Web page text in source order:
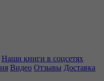
Наши книги в соцсетях
Видео Отзывы Доставка